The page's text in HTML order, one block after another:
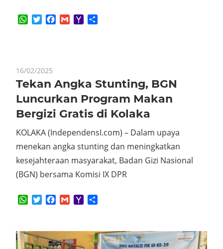
WhatsApp
TwitterFacebook
GmailYahoo
16/02/2025
Tekan Angka Stunting, BGN
Luncurkan Program Makan
Bergizi Gratis di Kolaka
KOLAKA (IndependensI.com) – Dalam upaya
menekan angka stunting dan meningkatkan
kesejahteraan masyarakat, Badan Gizi Nasional
(BGN) bersama Komisi IX DPR
WhatsApp
TwitterFacebook
GmailYahoo